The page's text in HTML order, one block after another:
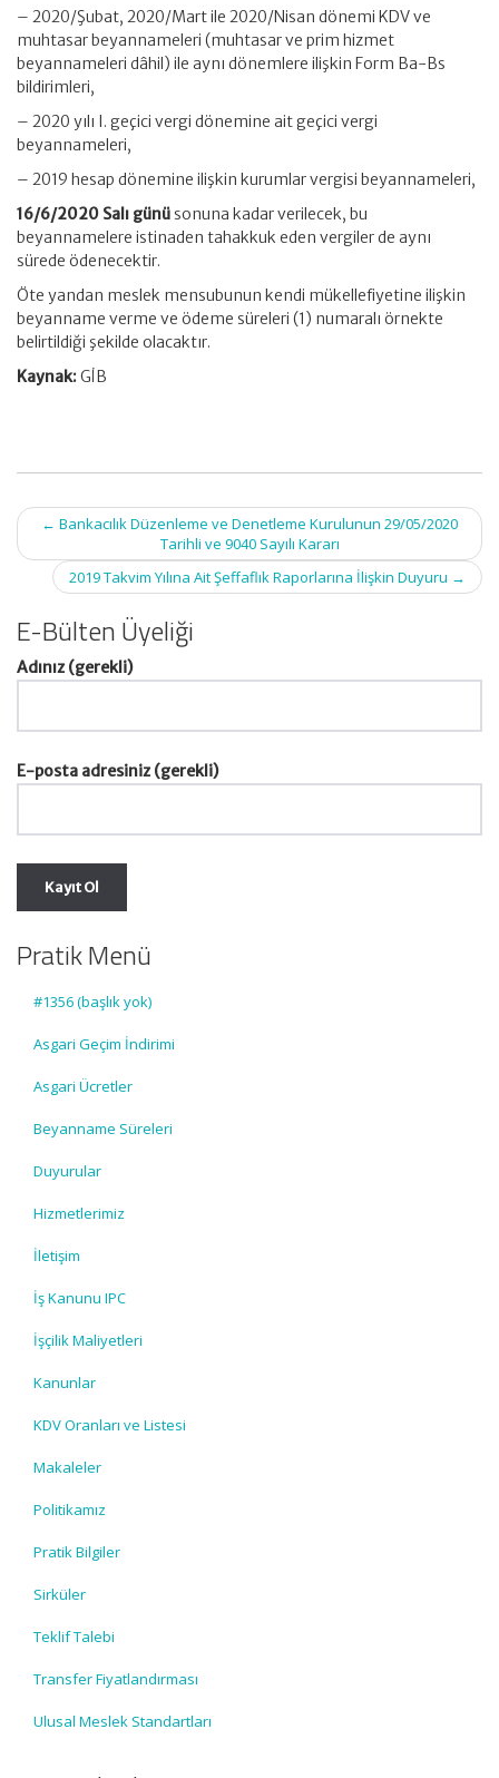
– 2020/Şubat, 2020/Mart ile 2020/Nisan dönemi KDV ve
muhtasar beyannameleri (muhtasar ve prim hizmet
beyannameleri dâhil) ile aynı dönemlere ilişkin Form Ba-Bs
bildirimleri,
– 2020 yılı I. geçici vergi dönemine ait geçici vergi
beyannameleri,
– 2019 hesap dönemine ilişkin kurumlar vergisi beyannameleri,
16/6/2020 Salı günü sonuna kadar verilecek, bu
beyannamelere istinaden tahakkuk eden vergiler de aynı
sürede ödenecektir.
Öte yandan meslek mensubunun kendi mükellefiyetine ilişkin
beyanname verme ve ödeme süreleri (1) numaralı örnekte
belirtildiği şekilde olacaktır.
Kaynak:GİB
Post
navigation
← Bankacılık Düzenleme ve Denetleme Kurulunun 29/05/2020
Tarihli ve 9040 Sayılı Kararı
2019 Takvim Yılına Ait Şeffaflık Raporlarına İlişkin Duyuru →
E-Bülten Üyeliği
Adınız (gerekli)
E-posta adresiniz (gerekli)
Pratik Menü
#1356 (başlık yok)
Asgari Geçim İndirimi
Asgari Ücretler
Beyanname Süreleri
Duyurular
Hizmetlerimiz
İletişim
İş Kanunu IPC
İşçilik Maliyetleri
Kanunlar
KDV Oranları ve Listesi
Makaleler
Politikamız
Pratik Bilgiler
Sirküler
Teklif Talebi
Transfer Fiyatlandırması
Ulusal Meslek Standartları